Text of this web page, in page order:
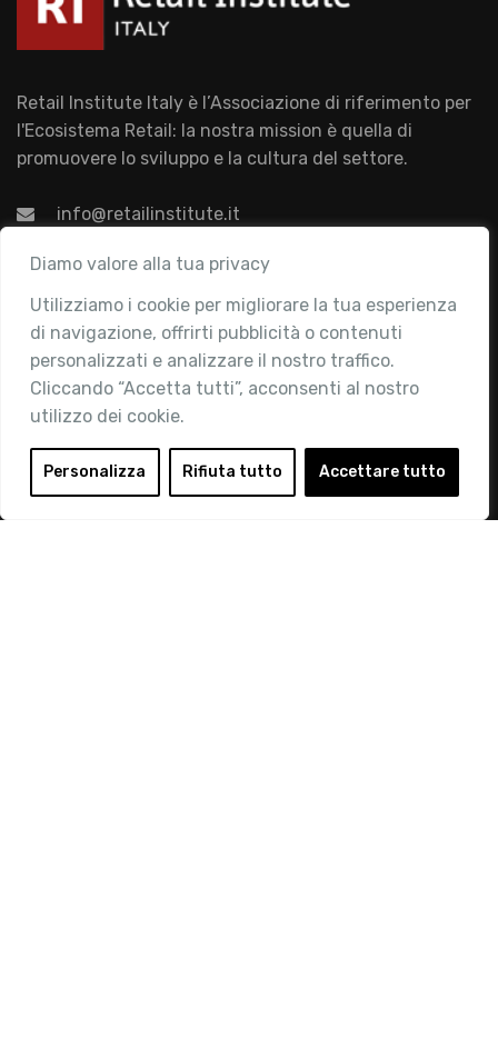
Diamo valore alla tua privacy
Utilizziamo i cookie per migliorare la tua esperienza
di navigazione, offrirti pubblicità o contenuti
personalizzati e analizzare il nostro traffico.
Cliccando “Accetta tutti”, acconsenti al nostro
utilizzo dei cookie.
Personalizza Rifiuta tutto Accettare tutto
Retail Institute Italy è l’Associazione di riferimento per
l'Ecosistema Retail: la nostra mission è quella di
promuovere lo sviluppo e la cultura del settore.
info@retailinstitute.it
Associazione
Chi siamo
Attività
Contatti
Area Riservata
Login
Diventa Socio